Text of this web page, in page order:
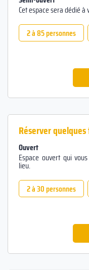
Cet espace sera dédié
2 à 85 personnes
Réserver
Ouvert
Espace ouvert qui
lieu.
2 à 30 personnes